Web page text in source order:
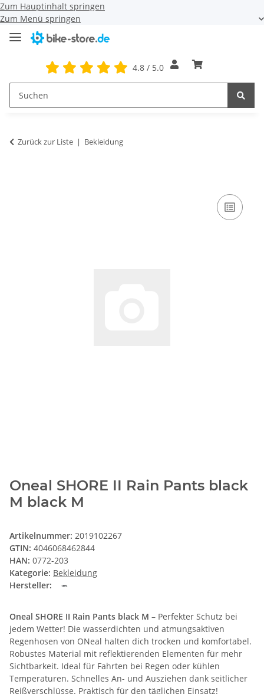
Zum Hauptinhalt springen
Zum Menü springen
4.8 / 5.0
Zurück zur Liste Bekleidung
Oneal SHORE II Rain Pants black
M black M
Artikelnummer: 2019102267
GTIN: 4046068462844
HAN: 0772-203
Kategorie: Bekleidung
Hersteller:
Oneal SHORE II Rain Pants black M – Perfekter Schutz bei
jedem Wetter! Die wasserdichten und atmungsaktiven
Regenhosen von ONeal halten dich trocken und komfortabel.
Robustes Material mit reflektierenden Elementen für mehr
Sichtbarkeit. Ideal für Fahrten bei Regen oder kühlen
Temperaturen. Schnelles An- und Ausziehen dank seitlicher
Reißverschlüsse. Praktisch für den täglichen Einsatz!